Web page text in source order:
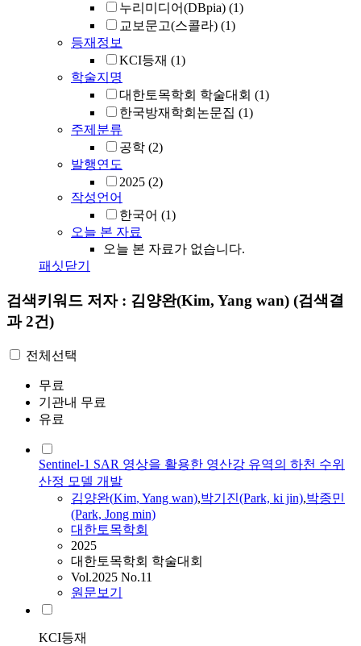
누리미디어(DBpia) (1)
교보문고(스콜라) (1)
등재정보
KCI등재 (1)
학술지명
대한토목학회 학술대회 (1)
한국방재학회논문집 (1)
주제분류
공학 (2)
발행연도
2025 (2)
작성언어
한국어 (1)
오늘 본 자료
오늘 본 자료가 없습니다.
패싯닫기
검색키워드 저자 : 김양완(Kim, Yang wan) (검색결
과 2건)
전체선택
무료
기관내 무료
유료
Sentinel-1 SAR 영상을 활용한 영산강 유역의 하천 수위
산정 모델 개발
김양완(Kim, Yang wan),박기진(Park, ki jin),박종민
(Park, Jong min)
대한토목학회
2025
대한토목학회 학술대회
Vol.2025 No.11
원문보기
KCI등재